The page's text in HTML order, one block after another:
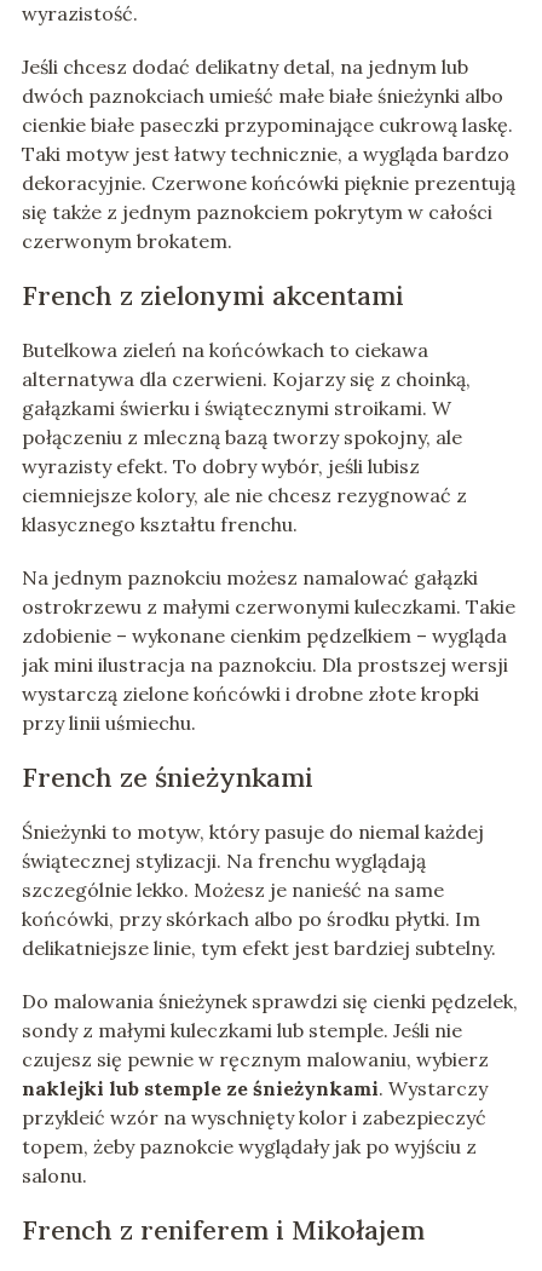
wyrazistość.
Jeśli chcesz dodać delikatny detal, na jednym lub
dwóch paznokciach umieść małe białe śnieżynki albo
cienkie białe paseczki przypominające cukrową laskę.
Taki motyw jest łatwy technicznie, a wygląda bardzo
dekoracyjnie. Czerwone końcówki pięknie prezentują
się także z jednym paznokciem pokrytym w całości
czerwonym brokatem.
French z zielonymi akcentami
Butelkowa zieleń na końcówkach to ciekawa
alternatywa dla czerwieni. Kojarzy się z choinką,
gałązkami świerku i świątecznymi stroikami. W
połączeniu z mleczną bazą tworzy spokojny, ale
wyrazisty efekt. To dobry wybór, jeśli lubisz
ciemniejsze kolory, ale nie chcesz rezygnować z
klasycznego kształtu frenchu.
Na jednym paznokciu możesz namalować gałązki
ostrokrzewu z małymi czerwonymi kuleczkami. Takie
zdobienie – wykonane cienkim pędzelkiem – wygląda
jak mini ilustracja na paznokciu. Dla prostszej wersji
wystarczą zielone końcówki i drobne złote kropki
przy linii uśmiechu.
French ze śnieżynkami
Śnieżynki to motyw, który pasuje do niemal każdej
świątecznej stylizacji. Na frenchu wyglądają
szczególnie lekko. Możesz je nanieść na same
końcówki, przy skórkach albo po środku płytki. Im
delikatniejsze linie, tym efekt jest bardziej subtelny.
Do malowania śnieżynek sprawdzi się cienki pędzelek,
sondy z małymi kuleczkami lub stemple. Jeśli nie
czujesz się pewnie w ręcznym malowaniu, wybierz
naklejki lub stemple ze śnieżynkami. Wystarczy
przykleić wzór na wyschnięty kolor i zabezpieczyć
topem, żeby paznokcie wyglądały jak po wyjściu z
salonu.
French z reniferem i Mikołajem